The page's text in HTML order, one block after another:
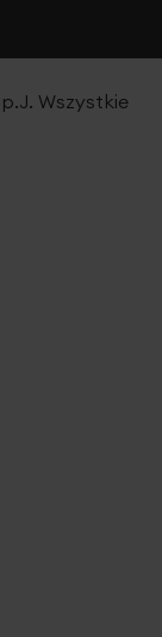
Wszystkie